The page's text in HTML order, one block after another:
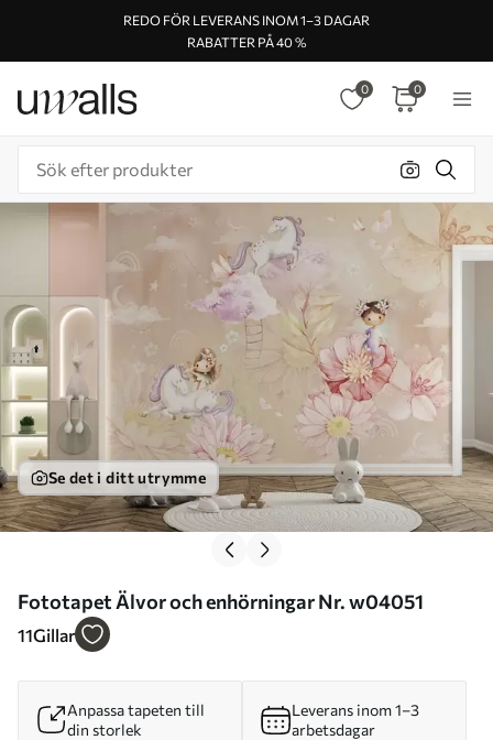
REDO FÖR LEVERANS INOM 1–3 DAGAR
RABATTER PÅ 40 %
0 0
Se det i ditt utrymme
Fototapet Älvor och enhörningar Nr. w04051
11Gillar
Anpassa tapeten till
din storlek
Leverans inom 1–3
arbetsdagar